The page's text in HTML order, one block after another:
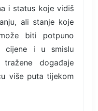
i status koje vidiš
ali stanje koje
biti potpuno
i u smislu
događaje
više puta tijekom